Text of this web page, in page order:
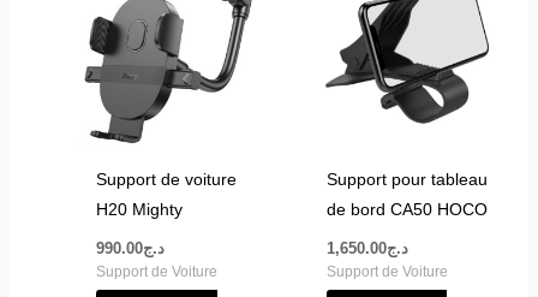
Support de voiture
H20 Mighty
د.ج990.00
Support de Voiture
Support pour tableau
de bord CA50 HOCO
د.ج1,650.00
Support de Voiture